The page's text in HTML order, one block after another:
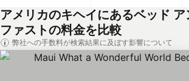
アメリカのキヘイにあるベッド ア
ファストの料金を比較
弊社への手数料が検索結果に及ぼす影響について